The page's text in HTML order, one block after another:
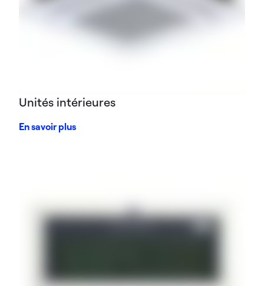
Unités intérieures
En savoir plus